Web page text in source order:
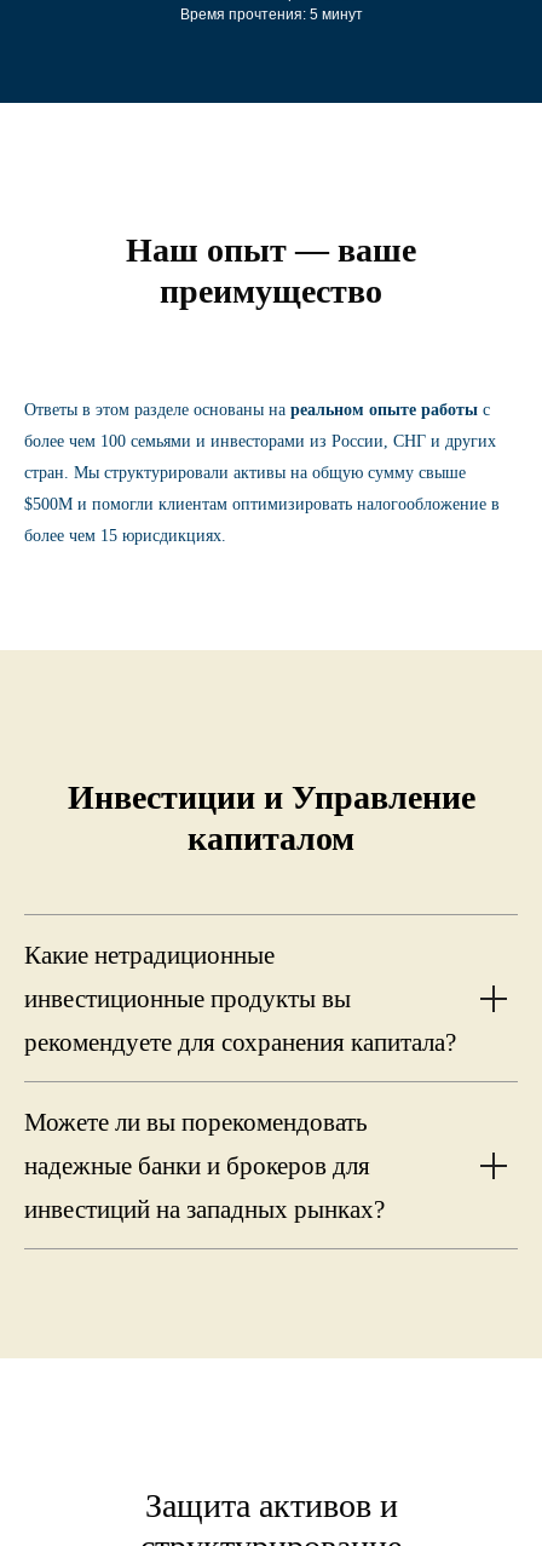
Время прочтения: 5 минут
Наш опыт — ваше
преимущество
Ответы в этом разделе основаны на реальном опыте работы с
более чем 100 семьями и инвесторами из России, СНГ и других
стран. Мы структурировали активы на общую сумму свыше
$500M и помогли клиентам оптимизировать налогообложение в
более чем 15 юрисдикциях.
Инвестиции и Управление
капиталом
Какие нетрадиционные
инвестиционные продукты вы
рекомендуете для сохранения капитала?
Можете ли вы порекомендовать
надежные банки и брокеров для
инвестиций на западных рынках?
Защита активов и